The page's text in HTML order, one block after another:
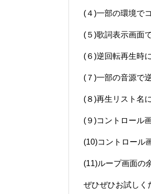
(４)一部の環境で
(５)歌詞表示画面
(６)逆回転再生時
(７)一部の音源で
(８)再生リスト名
(９)コントロール
(10)コントロール
(11)ループ画面の
ぜひぜひお試しく